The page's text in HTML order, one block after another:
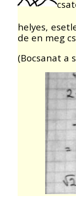
helyes,
de en meg
(Bocsanat a